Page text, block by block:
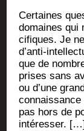
Cer­taines
domaines qui
ci­fiques. Je
d’anti-
que de
prises sans
ou d’une
connais­sance
pas hors de
intéresser. […]